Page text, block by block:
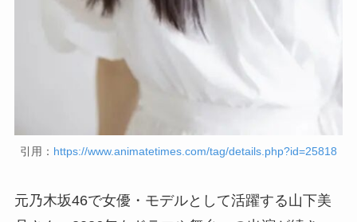
引用： https://www.animatetimes.com/tag/details.php?id=25818
元乃木坂46で女優・モデルとして活躍する山下美